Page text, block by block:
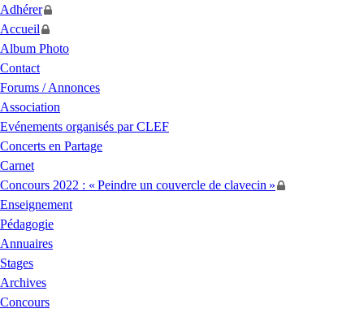
Adhérer
Accueil
Album Photo
Contact
Forums / Annonces
Association
Evénements organisés parCLEF
Concerts en Partage
Carnet
Concours 2022 : « Peindre un couvercle de clavecin »
Enseignement
Pédagogie
Annuaires
Stages
Archives
Concours